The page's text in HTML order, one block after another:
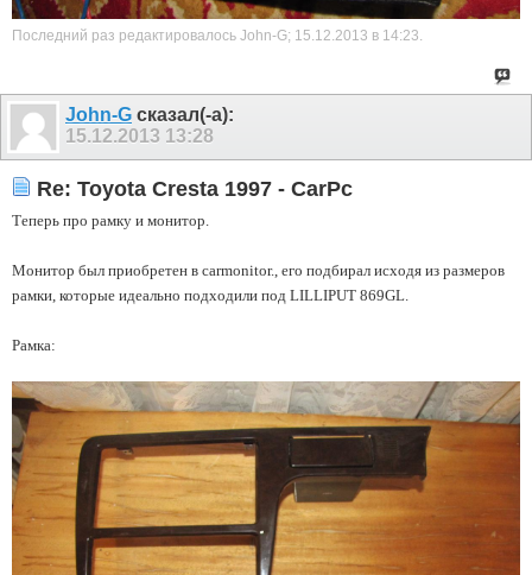
Последний раз редактировалось John-G; 15.12.2013 в 14:23.
John-G сказал(-а):
15.12.2013 13:28
Re: Toyota Cresta 1997 - CarPc
Теперь про рамку и монитор.
Монитор был приобретен в carmonitor., его подбирал исходя из размеров
рамки, которые идеально подходили под LILLIPUT 869GL.
Рамка: